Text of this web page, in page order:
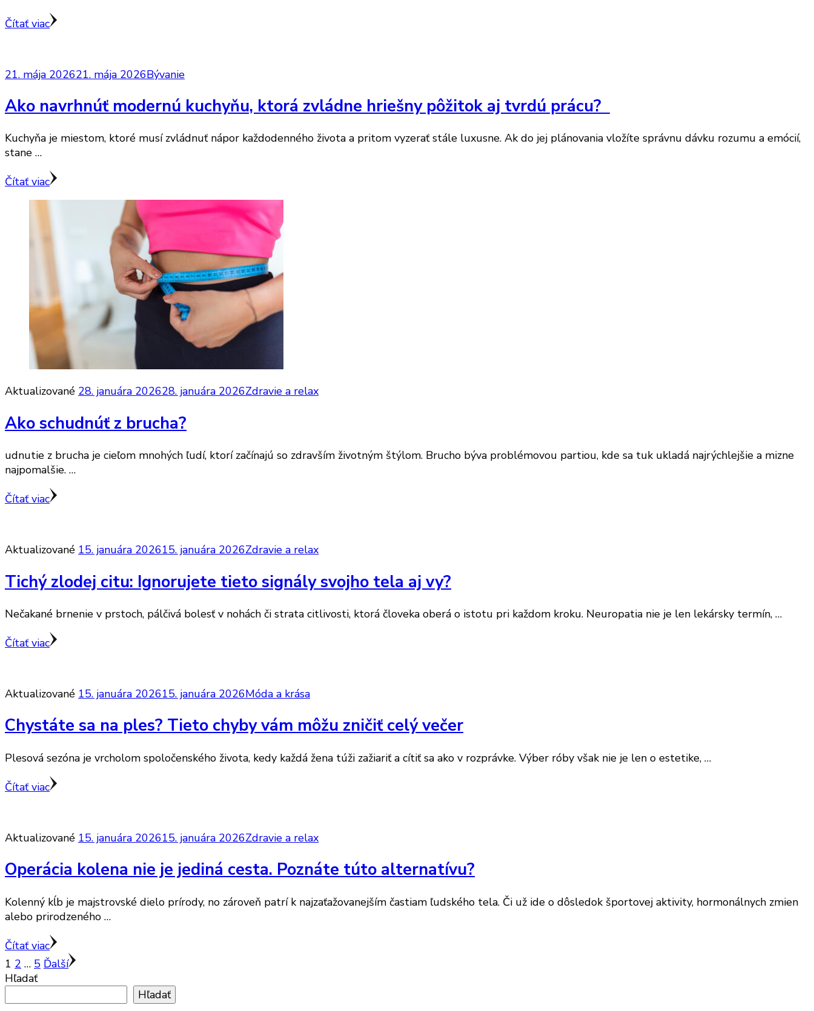
Čítať viac
21. mája 202621. mája 2026Bývanie
Ako navrhnúť modernú kuchyňu, ktorá zvládne hriešny pôžitok aj tvrdú prácu?
Kuchyňa je miestom, ktoré musí zvládnuť nápor každodenného života a pritom vyzerať stále luxusne. Ak do jej plánovania vložíte správnu dávku rozumu a emócií,
stane …
Čítať viac
Aktualizované 28. januára 202628. januára 2026Zdravie a relax
Ako schudnúť z brucha?
udnutie z brucha je cieľom mnohých ľudí, ktorí začínajú so zdravším životným štýlom. Brucho býva problémovou partiou, kde sa tuk ukladá najrýchlejšie a mizne
najpomalšie. …
Čítať viac
Aktualizované 15. januára 202615. januára 2026Zdravie a relax
Tichý zlodej citu: Ignorujete tieto signály svojho tela aj vy?
Nečakané brnenie v prstoch, pálčivá bolesť v nohách či strata citlivosti, ktorá človeka oberá o istotu pri každom kroku. Neuropatia nie je len lekársky termín, …
Čítať viac
Aktualizované 15. januára 202615. januára 2026Móda a krása
Chystáte sa na ples? Tieto chyby vám môžu zničiť celý večer
Plesová sezóna je vrcholom spoločenského života, kedy každá žena túži zažiariť a cítiť sa ako v rozprávke. Výber róby však nie je len o estetike, …
Čítať viac
Aktualizované 15. januára 202615. januára 2026Zdravie a relax
Operácia kolena nie je jediná cesta. Poznáte túto alternatívu?
Kolenný kĺb je majstrovské dielo prírody, no zároveň patrí k najzaťažovanejším častiam ľudského tela. Či už ide o dôsledok športovej aktivity, hormonálnych zmien
alebo prirodzeného …
Čítať viac
Stránkovanie
príspevkov
Stránku
1 Stránku
2 … Stránku
5 Ďalší
Hľadať
Hľadať